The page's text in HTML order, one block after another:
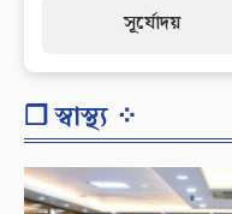
সূর্যোদয়
❐ স্বাস্থ্য ⁘